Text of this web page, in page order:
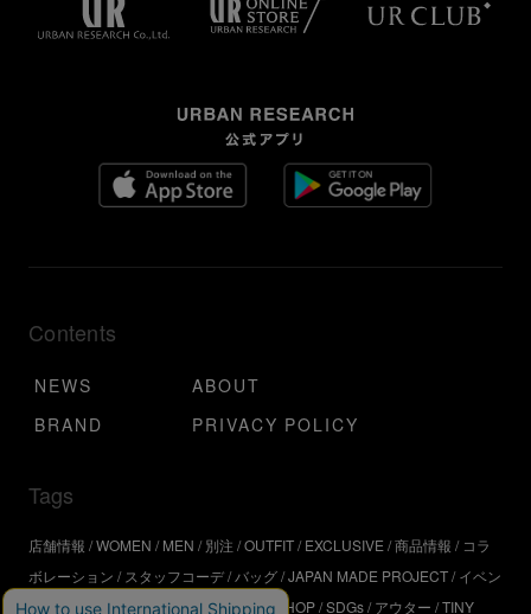
Contents
NEWS
ABOUT
BRAND
PRIVACY POLICY
Tags
店舗情報 WOMEN MEN 別注 OUTFIT EXCLUSIVE 商品情報
コラ
ボレーション
スタッフコーデ バッグ JAPAN MADE PROJECT イベン
ト アウトドア インタビュー WORKSHOP SDGs アウター TINY